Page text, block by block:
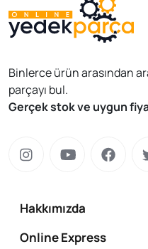
Binlerce ürün arasından
parçayı bul.
Gerçek stok ve uygun
Hakkımızda
Online Express